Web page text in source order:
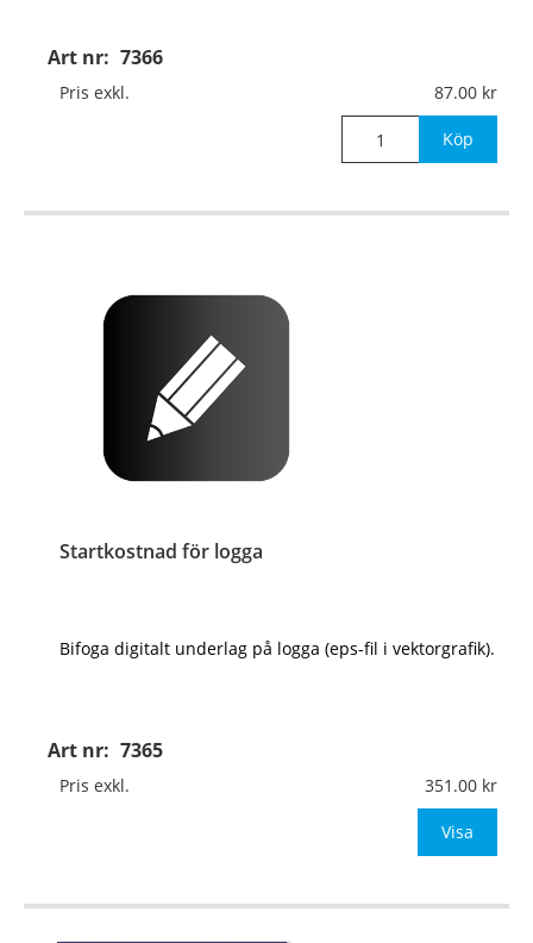
Art nr: 7366
Pris exkl. 87.00
Köp
Startkostnad för logga
Art nr: 7365
Bifoga digitalt underlag på logga (eps-fil i vektorgrafik).
Pris exkl. 351.00
Visa